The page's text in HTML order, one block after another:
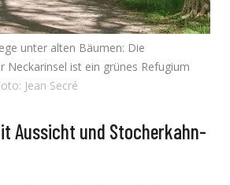
unter alten Bäumen: Die
Neckarinsel ist ein grünes Refugium
Jean Secré
Aussicht und Stocherkahn-